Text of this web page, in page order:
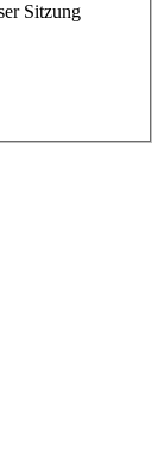
Sitzung